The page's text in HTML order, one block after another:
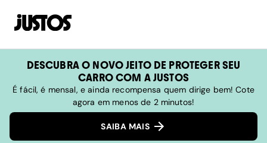
DESCUBRA O NOVO JEITO DE PROTEGER SEU
CARRO COM A JUSTOS
É fácil, é mensal, e ainda recompensa quem dirige bem! Cote
agora em menos de 2 minutos!
SAIBA MAIS